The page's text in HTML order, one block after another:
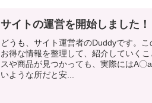
サイトの運営を開始しました！
どうも、サイト運営者のDuddyです。
お得な情報を整理して、紹介していく
スや商品が見つかっても、実際にはA
いような所だと安...